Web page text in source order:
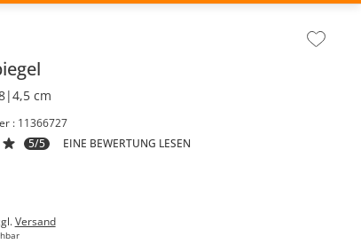
cm
: 11366727
5/5
EINE BEWERTUNG LESEN
Versand